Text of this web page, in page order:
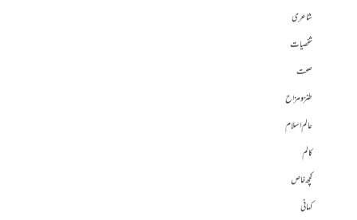
شاعری
شخصیات
صحت
طنز و مزاح
عالم اسلام
کالم
کچھ خاص
کہانی